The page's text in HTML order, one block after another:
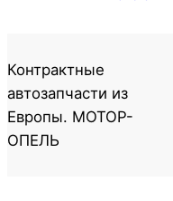
Контрактные
автозапчасти из
Европы. МОТОР-
ОПЕЛЬ